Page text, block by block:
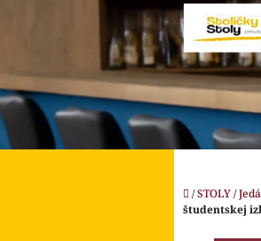
Domov
/STOLY/
študentskej